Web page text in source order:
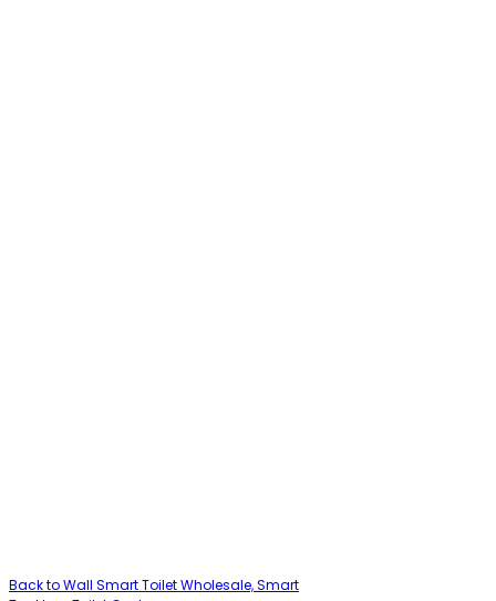
Back to Wall Smart Toilet Wholesale, Smart